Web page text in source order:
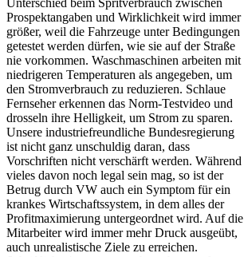
Prospektangaben und Wirklichkeit wird immer
größer, weil die Fahrzeuge unter Bedingungen
getestet werden dürfen, wie sie auf der Straße
nie vorkommen. Waschmaschinen arbeiten mit
niedrigeren Temperaturen als angegeben, um
den Stromverbrauch zu reduzieren. Schlaue
Fernseher erkennen das Norm-Testvideo und
drosseln ihre Helligkeit, um Strom zu sparen.
Unsere industriefreundliche Bundesregierung
ist nicht ganz unschuldig daran, dass
Vorschriften nicht verschärft werden. Während
vieles davon noch legal sein mag, so ist der
Betrug durch VW auch ein Symptom für ein
krankes Wirtschaftssystem, in dem alles der
Profitmaximierung untergeordnet wird. Auf die
Mitarbeiter wird immer mehr Druck ausgeübt,
auch unrealistische Ziele zu erreichen.